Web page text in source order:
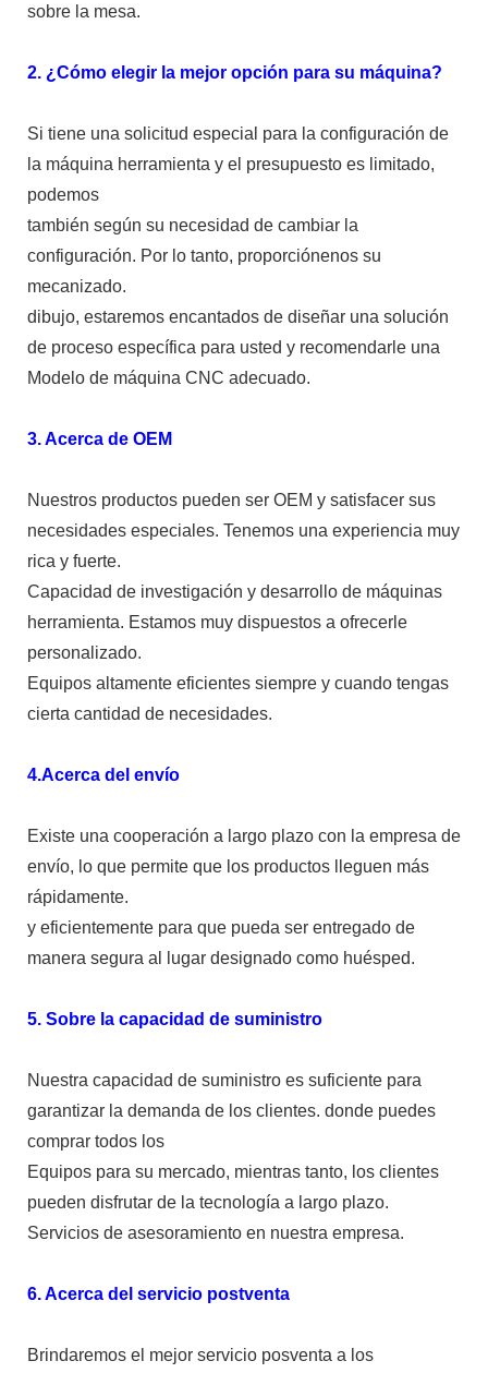
sobre la mesa.
2. ¿Cómo elegir la mejor opción para su máquina?
Si tiene una solicitud especial para la configuración de
la máquina herramienta y el presupuesto es limitado,
podemos
también según su necesidad de cambiar la
configuración. Por lo tanto, proporciónenos su
mecanizado.
dibujo, estaremos encantados de diseñar una solución
de proceso específica para usted y recomendarle una
Modelo de máquina CNC adecuado.
3. Acerca de OEM
Nuestros productos pueden ser OEM y satisfacer sus
necesidades especiales. Tenemos una experiencia muy
rica y fuerte.
Capacidad de investigación y desarrollo de máquinas
herramienta. Estamos muy dispuestos a ofrecerle
personalizado.
Equipos altamente eficientes siempre y cuando tengas
cierta cantidad de necesidades.
4.Acerca del envío
Existe una cooperación a largo plazo con la empresa de
envío, lo que permite que los productos lleguen más
rápidamente.
y eficientemente para que pueda ser entregado de
manera segura al lugar designado como huésped.
5. Sobre la capacidad de suministro
Nuestra capacidad de suministro es suficiente para
garantizar la demanda de los clientes. donde puedes
comprar todos los
Equipos para su mercado, mientras tanto, los clientes
pueden disfrutar de la tecnología a largo plazo.
Servicios de asesoramiento en nuestra empresa.
6. Acerca del servicio postventa
Brindaremos el mejor servicio posventa a los